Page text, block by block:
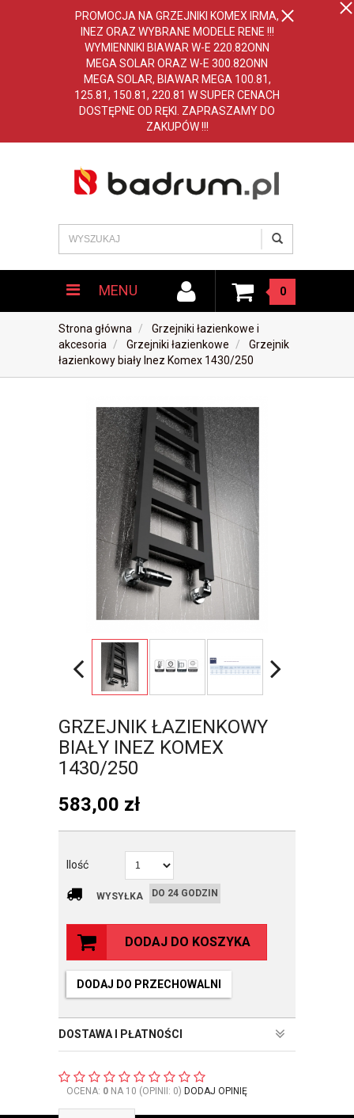
PROMOCJA NA GRZEJNIKI KOMEX IRMA,
INEZ ORAZ WYBRANE MODELE RENE !!!
WYMIENNIKI BIAWAR W-E 220.82ONN
MEGA SOLAR ORAZ W-E 300.82ONN
MEGA SOLAR, BIAWAR MEGA 100.81,
125.81, 150.81, 220.81 W SUPER CENACH
DOSTĘPNE OD RĘKI. ZAPRASZAMY DO
ZAKUPÓW !!!
MENU 0
Strona główna
Grzejniki łazienkowe i
akcesoria
Grzejniki łazienkowe
Grzejnik
łazienkowy biały Inez Komex 1430/250
GRZEJNIK ŁAZIENKOWY
BIAŁY INEZ KOMEX
1430/250
583,00 zł
Ilość
WYSYŁKA DO 24 GODZIN
DODAJ DO KOSZYKA
DODAJ DO PRZECHOWALNI
DOSTAWA I PŁATNOŚCI
OCENA: 0 NA 10 (OPINII: 0) DODAJ OPINIĘ